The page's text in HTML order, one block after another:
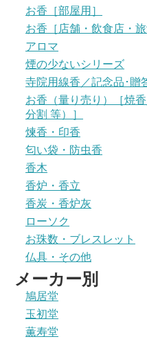
お香［部屋用］
お香［店舗・飲食店・旅
アロマ
煙の少ないシリーズ
寺院用線香／記念品･贈
お香（量り売り）［焼
分割 等）］
煉香・印香
匂い袋・防虫香
香木
香炉・香立
香炭・香炉灰
ローソク
お珠数・ブレスレット
仏具・その他
メーカー別
鳩居堂
玉初堂
薫寿堂